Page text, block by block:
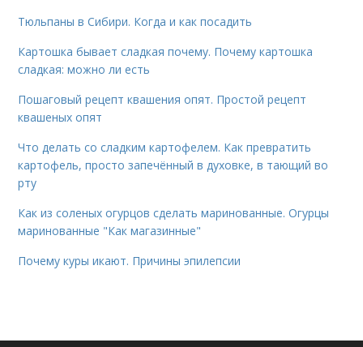
Тюльпаны в Сибири. Когда и как посадить
Картошка бывает сладкая почему. Почему картошка
сладкая: можно ли есть
Пошаговый рецепт квашения опят. Простой рецепт
квашеных опят
Что делать со сладким картофелем. Как превратить
картофель, просто запечённый в духовке, в тающий во
рту
Как из соленых огурцов сделать маринованные. Огурцы
маринованные "Как магазинные"
Почему куры икают. Причины эпилепсии